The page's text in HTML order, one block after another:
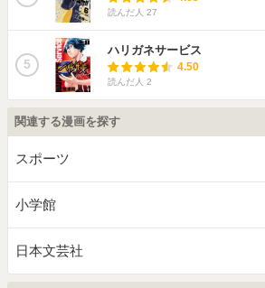
読んだ人 27
5
ハリガネサービス
4.50
読んだ人 2
関連する漫画を探す
スポーツ
小学館
日本文芸社